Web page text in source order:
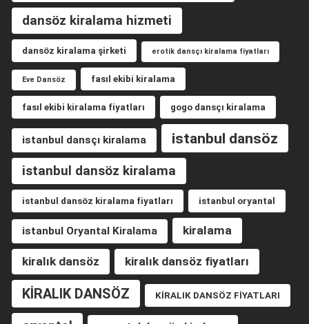
dansöz kiralama hizmeti
dansöz kiralama şirketi erotik dansçı kiralama fiyatları
Eve Dansöz fasıl ekibi kiralama
fasıl ekibi kiralama fiyatları gogo dansçı kiralama
istanbul dansçı kiralama istanbul dansöz
istanbul dansöz kiralama
istanbul dansöz kiralama fiyatları istanbul oryantal
istanbul Oryantal Kiralama kiralama
kiralık dansöz kiralık dansöz fiyatları
KİRALIK DANSÖZ KİRALIK DANSÖZ FİYATLARI